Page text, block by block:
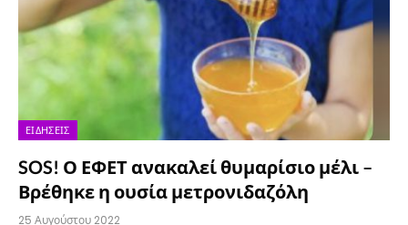
ΕΙΔΉΣΕΙΣ
SOS! Ο ΕΦΕΤ ανακαλεί θυμαρίσιο μέλι –
Βρέθηκε η ουσία μετρονιδαζόλη
25 Αυγούστου 2022